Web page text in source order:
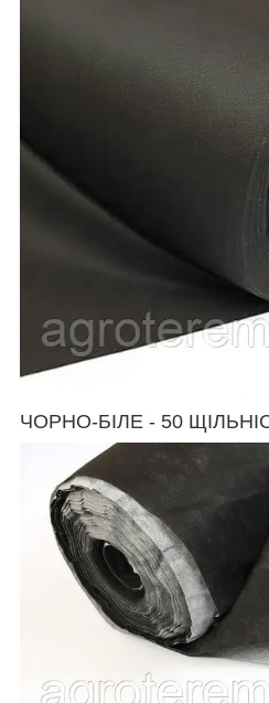
ЧОРНО-БІЛЕ - 50